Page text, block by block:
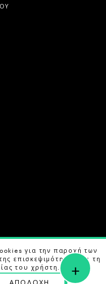
RESERVED.
BYB LABS
για την παροχή των
επισκεψιμότητας και τη
του χρήστη. Μάθετε
ΑΠΟΔΟΧΗ
+